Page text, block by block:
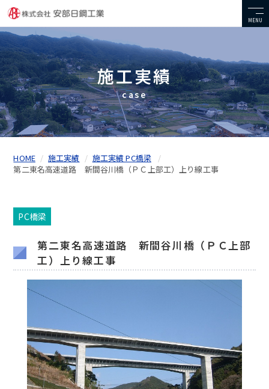
MENU
施工実績
case
HOME 施工実績
施工実績 PC橋梁
第二東名高速道路 新間谷川橋（ＰＣ上部工）上り線工事
PC橋梁
第二東名高速道路 新間谷川橋（ＰＣ上部
工）上り線工事